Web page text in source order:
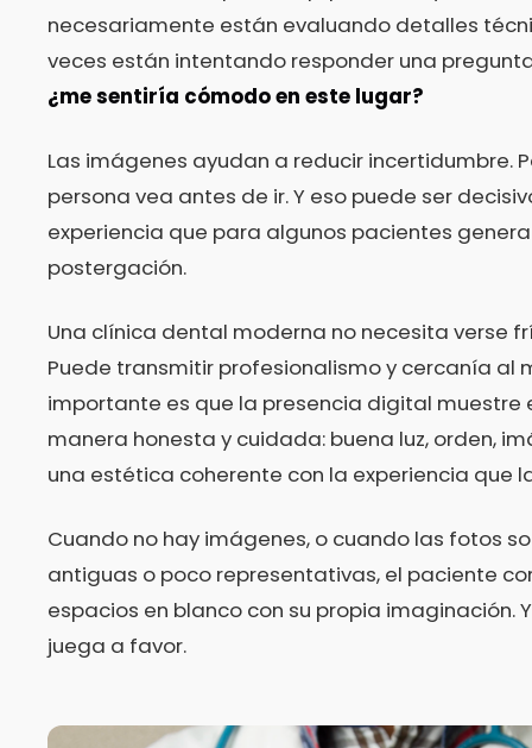
necesariamente están evaluando detalles
veces están intentando responder una
¿me sentiría cómodo en este lugar?
Las imágenes ayudan a reducir incertidumbre.
persona vea antes de ir. Y eso puede ser
experiencia que para algunos pacientes
postergación.
Una clínica dental moderna no necesita verse
Puede transmitir profesionalismo y cercanía al
importante es que la presencia digital muestre
manera honesta y cuidada: buena luz, orden,
una estética coherente con la experiencia que
Cuando no hay imágenes, o cuando las fotos
antiguas o poco representativas, el paciente
espacios en blanco con su propia imaginación.
juega a favor.